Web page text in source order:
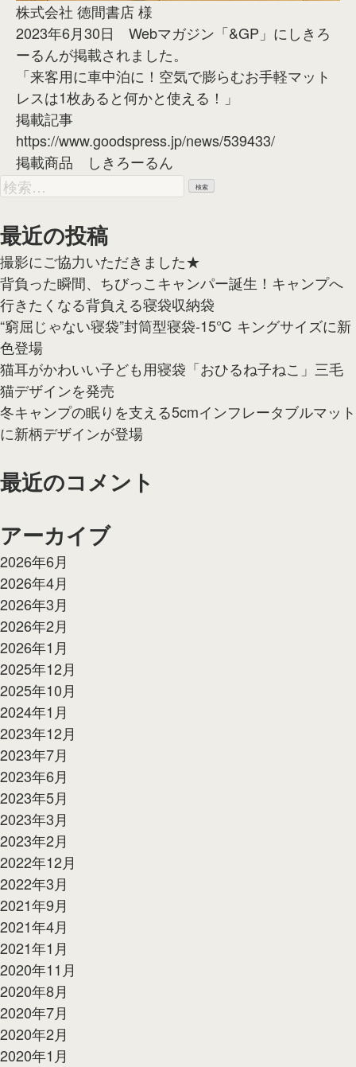
株式会社 徳間書店 様
2023年6月30日 Webマガジン「&GP」にしきろ
ーるんが掲載されました。
「来客用に車中泊に！空気で膨らむお手軽マット
レスは1枚あると何かと使える！」
掲載記事
https://www.goodspress.jp/news/539433/
掲載商品
しきろーるん
検
索:
最近の投稿
撮影にご協力いただきました★
背負った瞬間、ちびっこキャンパー誕生！キャンプへ
行きたくなる背負える寝袋収納袋
“窮屈じゃない寝袋”封筒型寝袋-15℃ キングサイズに新
色登場
猫耳がかわいい子ども用寝袋「おひるね子ねこ」三毛
猫デザインを発売
冬キャンプの眠りを支える5cmインフレータブルマット
に新柄デザインが登場
最近のコメント
アーカイブ
2026年6月
2026年4月
2026年3月
2026年2月
2026年1月
2025年12月
2025年10月
2024年1月
2023年12月
2023年7月
2023年6月
2023年5月
2023年3月
2023年2月
2022年12月
2022年3月
2021年9月
2021年4月
2021年1月
2020年11月
2020年8月
2020年7月
2020年2月
2020年1月